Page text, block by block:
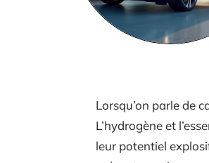
Lorsqu’on parle de
L’hydrogène et
leur potentiel